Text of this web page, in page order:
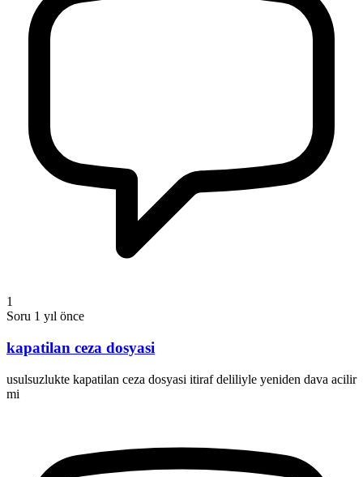
1
Soru 1 yıl önce
kapatilan ceza dosyasi
usulsuzlukte kapatilan ceza dosyasi itiraf deliliyle yeniden dava acilir
mi